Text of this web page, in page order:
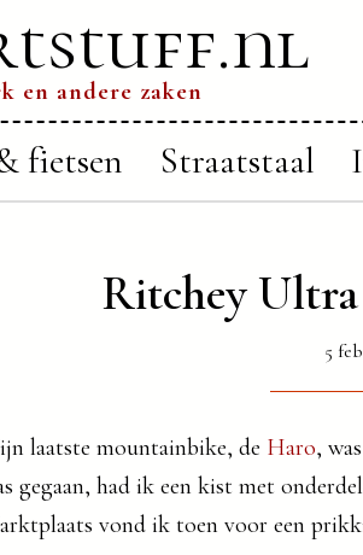
en andere zaken
fietsen Straatstaal
Ritchey
5
laatste mountainbike, de Haro,
gegaan, had ik een kist met
vond ik toen voor een